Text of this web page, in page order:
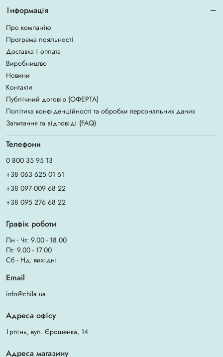
Інформація
Про компанію
Програма лояльності
Доставка і оплата
Виробництво
Новини
Контакти
Публічний договір (ОФЕРТА)
Політика конфіденційності та обробки персональних даних
Запитання та відповіді (FAQ)
Телефони
0 800 35 95 13
+38 063 625 01 61
+38 097 009 68 22
+38 095 276 68 22
Графік роботи
Пн - Чт: 9.00 - 18.00
Пт: 9.00 - 17.00
Сб - Нд: вихідні
Email
info@chila.ua
Адреса офісу
Ірпінь, вул. Єрощенка, 14
Адреса магазину